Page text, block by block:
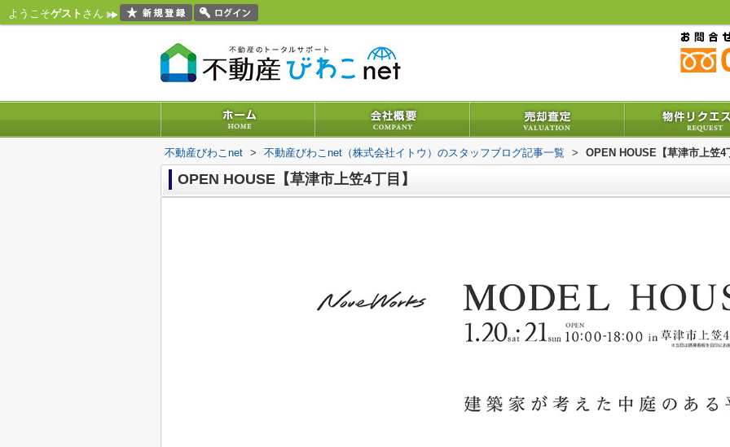
ようこそゲスト さん
不動産びわこnet > 不動産びわこnet（株式会社イトウ）のスタッフブログ記事一覧 > OPEN HOUSE【草津市上笠4
OPEN HOUSE【草津市上笠4丁目】